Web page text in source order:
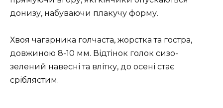
донизу, набуваючи плакучу форму.
Хвоя чагарника голчаста, жорстка та гостра,
довжиною 8-10 мм. Відтінок голок сизо-
зелений навесні та влітку, до осені стає
сріблястим.